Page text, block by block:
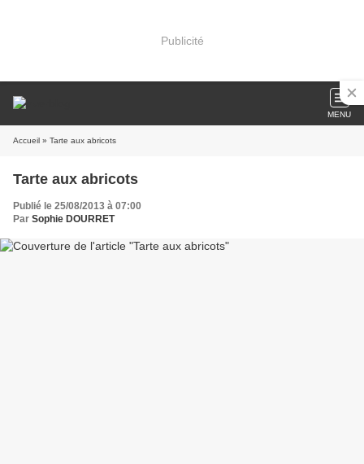
Publicité
MENU
Accueil » Tarte aux abricots
Tarte aux abricots
Publié le 25/08/2013 à 07:00
Par Sophie DOURRET